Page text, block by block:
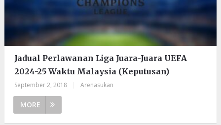
Jadual Perlawanan Liga Juara-Juara UEFA
2024-25 Waktu Malaysia (Keputusan)
September 2, 2018 Arenasukan
MORE